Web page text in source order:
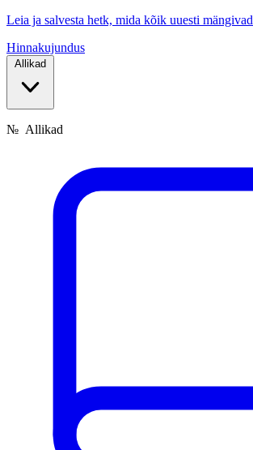
Leia ja salvesta hetk, mida kõik uuesti mängivad
Hinnakujundus
Allikad
№ Allikad